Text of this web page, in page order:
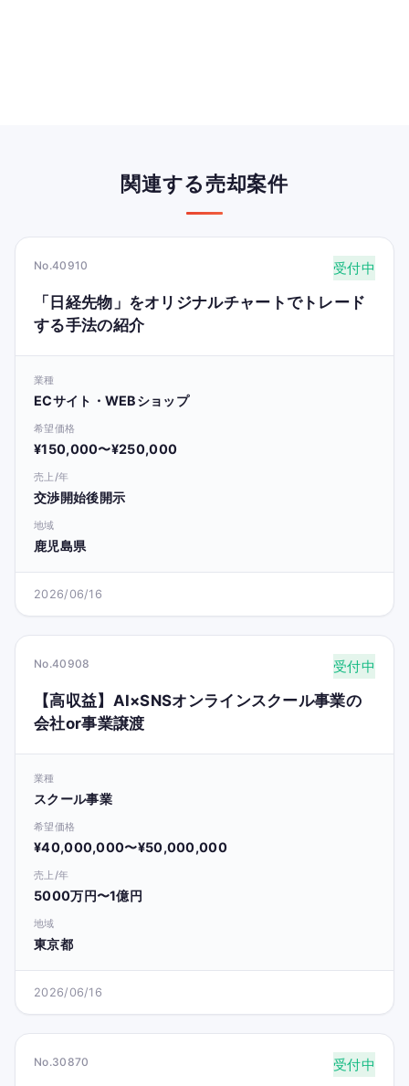
関連する売却案件
No.40910 受付中
「日経先物」をオリジナルチャートでトレード
する手法の紹介
業種
ECサイト・WEBショップ
希望価格
¥150,000〜¥250,000
売上/年
交渉開始後開示
地域
鹿児島県
2026/06/16
No.40908 受付中
【高収益】AI×SNSオンラインスクール事業の
会社or事業譲渡
業種
スクール事業
希望価格
¥40,000,000〜¥50,000,000
売上/年
5000万円〜1億円
地域
東京都
2026/06/16
No.30870 受付中